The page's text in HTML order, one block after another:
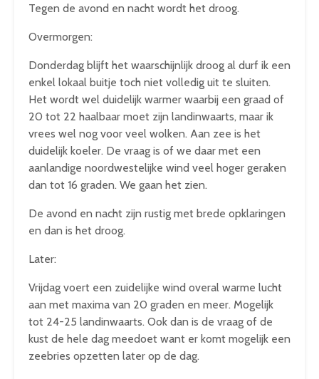
Tegen de avond en nacht wordt het droog.
Overmorgen:
Donderdag blijft het waarschijnlijk droog al durf ik een
enkel lokaal buitje toch niet volledig uit te sluiten.
Het wordt wel duidelijk warmer waarbij een graad of
20 tot 22 haalbaar moet zijn landinwaarts, maar ik
vrees wel nog voor veel wolken. Aan zee is het
duidelijk koeler. De vraag is of we daar met een
aanlandige noordwestelijke wind veel hoger geraken
dan tot 16 graden. We gaan het zien.
De avond en nacht zijn rustig met brede opklaringen
en dan is het droog.
Later:
Vrijdag voert een zuidelijke wind overal warme lucht
aan met maxima van 20 graden en meer. Mogelijk
tot 24-25 landinwaarts. Ook dan is de vraag of de
kust de hele dag meedoet want er komt mogelijk een
zeebries opzetten later op de dag.